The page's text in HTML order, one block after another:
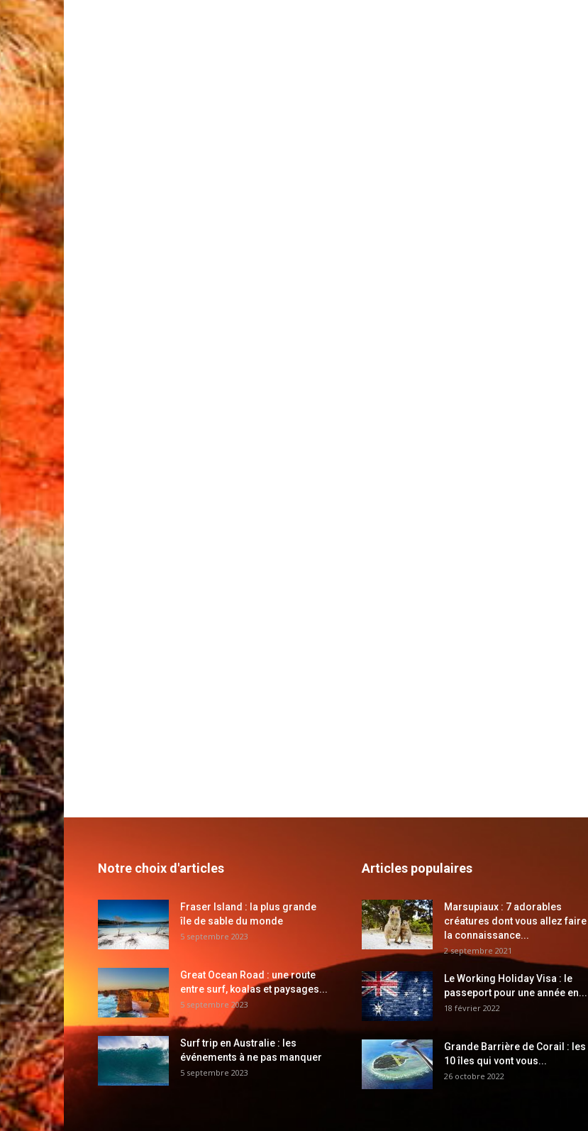
Notre choix d'articles
Fraser Island : la plus grande
île de sable du monde
5 septembre 2023
Great Ocean Road : une route
entre surf, koalas et paysages...
5 septembre 2023
Surf trip en Australie : les
événements à ne pas manquer
5 septembre 2023
Articles populaires
Marsupiaux : 7 adorables
créatures dont vous allez faire
la connaissance...
2 septembre 2021
Le Working Holiday Visa : le
passeport pour une année en...
18 février 2022
Grande Barrière de Corail : les
10 îles qui vont vous...
26 octobre 2022